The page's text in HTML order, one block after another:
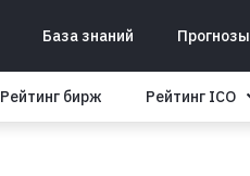
База знаний Прогнозы
Рейтинг бирж Рейтинг ICO